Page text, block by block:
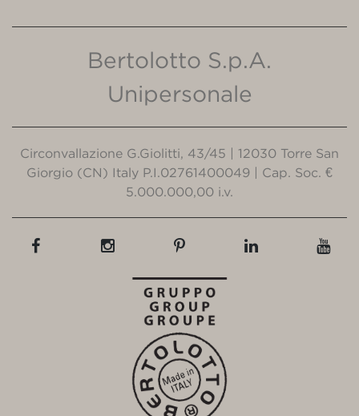
Bertolotto S.p.A.
Unipersonale
Circonvallazione G.Giolitti, 43/45 | 12030 Torre San
Giorgio (CN) Italy P.I.02761400049 | Cap. Soc. €
5.000.000,00 i.v.